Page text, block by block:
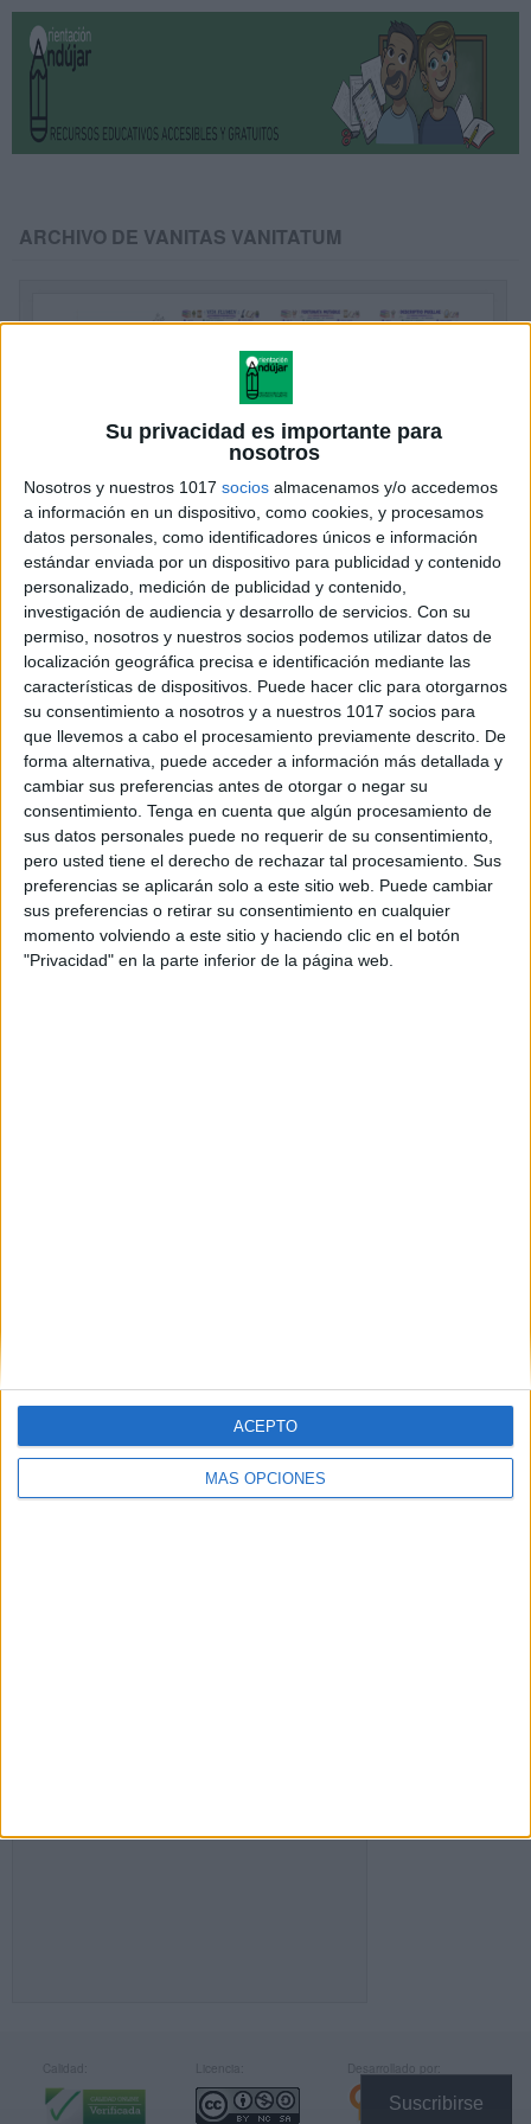
Su privacidad es importante para
nosotros
Nosotros y nuestros 1017 socios almacenamos y/o accedemos
a información en un dispositivo, como cookies, y procesamos
datos personales, como identificadores únicos e información
estándar enviada por un dispositivo para publicidad y contenido
personalizado, medición de publicidad y contenido,
investigación de audiencia y desarrollo de servicios. Con su
permiso, nosotros y nuestros socios podemos utilizar datos de
localización geográfica precisa e identificación mediante las
características de dispositivos. Puede hacer clic para otorgarnos
su consentimiento a nosotros y a nuestros 1017 socios para
que llevemos a cabo el procesamiento previamente descrito. De
forma alternativa, puede acceder a información más detallada y
cambiar sus preferencias antes de otorgar o negar su
consentimiento. Tenga en cuenta que algún procesamiento de
sus datos personales puede no requerir de su consentimiento,
pero usted tiene el derecho de rechazar tal procesamiento. Sus
preferencias se aplicarán solo a este sitio web. Puede cambiar
sus preferencias o retirar su consentimiento en cualquier
momento volviendo a este sitio y haciendo clic en el botón
"Privacidad" en la parte inferior de la página web.
MÁS OPCIONES
ACEPTO
Suscribirse
ARCHIVO DE VANITAS VANITATUM
ESQUEMAS LENGUA Y LITERATURA
Exprsiones Latinas
Publicado el 25 junio, 2026
Las expresiones latinas y los tópicos literarios forman
parte de los contenidos fundamentales de Lengua
Castellana y Literatura en ESO y Bachillerato.
Comprender su significado permite al alumnado
interpretar mejor […]
SEGUIR LEYENDO
Buscar